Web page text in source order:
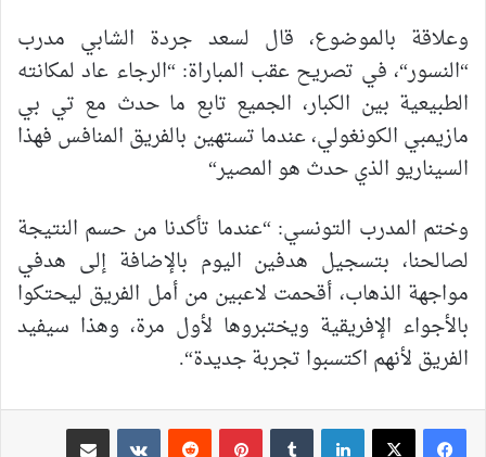
وعلاقة بالموضوع، قال لسعد جردة الشابي مدرب
“النسور“، في تصريح عقب المباراة: “الرجاء عاد لمكانته
الطبيعية بين الكبار، الجميع تابع ما حدث مع تي بي
مازيمبي الكونغولي، عندما تستهين بالفريق المنافس فهذا
السيناريوالذيحدث هوالمصير“
وختم المدرب التونسي: “عندما تأكدنا من حسم النتيجة
لصالحنا، بتسجيل هدفين اليوم بالإضافة إلى هدفي
مواجهة الذهاب، أقحمت لاعبين من أمل الفريق ليحتكوا
بالأجواء الإفريقية ويختبروها لأول مرة، وهذا سيفيد
الفريق لأنهم اكتسبوا تجربةجديدة“.
لينكدإن بينتيريست
مشاركة عبر البريد